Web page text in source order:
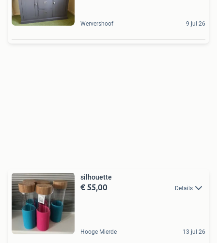
Wervershoof 9 jul 26
silhouette
€ 55,00 Details
Hooge Mierde 13 jul 26